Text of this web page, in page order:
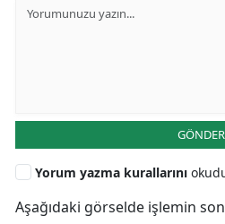
GÖNDER
Yorum yazma kurallarını
Aşağıdaki görselde işlemin